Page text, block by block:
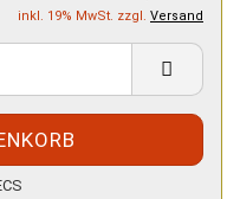
inkl. 19% MwSt. zzgl. Versand